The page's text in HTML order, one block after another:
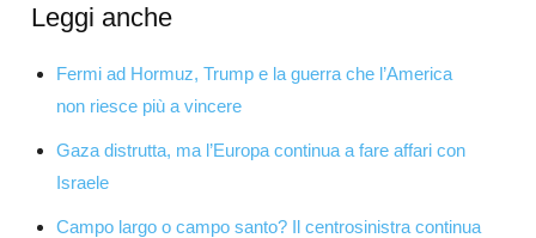
Leggi anche
Fermi ad Hormuz, Trump e la guerra che l’America
non riesce più a vincere
Gaza distrutta, ma l’Europa continua a fare affari con
Israele
Campo largo o campo santo? Il centrosinistra continua